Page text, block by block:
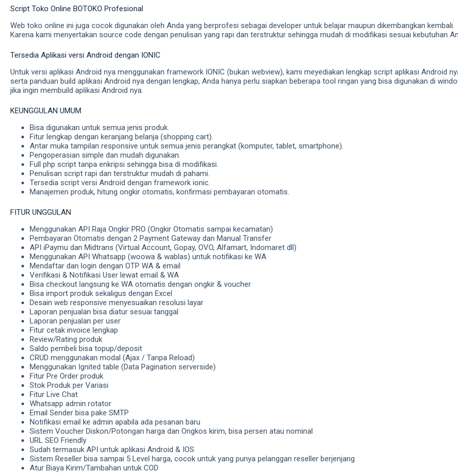
Script Toko Online BOTOKO Profesional
Web toko online ini juga cocok digunakan oleh Anda yang berprofesi sebagai developer untuk belajar maupun dikembangkan kembali.
Karena kami menyertakan source code dengan penulisan yang rapi dan terstruktur sehingga mudah di modifikasi sesuai kebutuhan
Tersedia Aplikasi versi Android dengan IONIC
Untuk versi aplikasi Android nya menggunakan framework IONIC (bukan webview), kami meyediakan lengkap script aplikasi Android
serta panduan build aplikasi Android nya dengan lengkap, Anda hanya perlu siapkan beberapa tool ringan yang bisa digunakan di
jika ingin membuild aplikasi Android nya.
KEUNGGULAN UMUM
Bisa digunakan untuk semua jenis produk.
Fitur lengkap dengan keranjang belanja (shopping cart).
Antar muka tampilan responsive untuk semua jenis perangkat (komputer, tablet, smartphone).
Pengoperasian simple dan mudah digunakan.
Full php script tanpa enkripsi sehingga bisa di modifikasi.
Penulisan script rapi dan terstruktur mudah di pahami.
Tersedia script versi Android dengan framework ionic.
Manajemen produk, hitung ongkir otomatis, konfirmasi pembayaran otomatis.
FITUR UNGGULAN
Menggunakan API Raja Ongkir PRO (Ongkir Otomatis sampai kecamatan)
Pembayaran Otomatis dengan 2 Payment Gateway dan Manual Transfer
API iPaymu dan Midtrans (Virtual Account, Gopay, OVO, Alfamart, Indomaret dll)
Menggunakan API Whatsapp (woowa & wablas) untuk notifikasi ke WA
Mendaftar dan login dengan OTP WA & email
Verifikasi & Notifikasi User lewat email & WA
Bisa checkout langsung ke WA otomatis dengan ongkir & voucher
Bisa import produk sekaligus dengan Excel
Desain web responsive menyesuaikan resolusi layar
Laporan penjualan bisa diatur sesuai tanggal
Laporan penjualan per user
Fitur cetak invoice lengkap
Review/Rating produk
Saldo pembeli bisa topup/deposit
CRUD menggunakan modal (Ajax / Tanpa Reload)
Menggunakan Ignited table (Data Pagination serverside)
Fitur Pre Order produk
Stok Produk per Variasi
Fitur Live Chat
Whatsapp admin rotator
Email Sender bisa pake SMTP
Notifikasi email ke admin apabila ada pesanan baru
Sistem Voucher Diskon/Potongan harga dan Ongkos kirim, bisa persen atau nominal
URL SEO Friendly
Sudah termasuk API untuk aplikasi Android & IOS
Sistem Reseller bisa sampai 5 Level harga, cocok untuk yang punya pelanggan reseller berjenjang
Atur Biaya Kirim/Tambahan untuk COD